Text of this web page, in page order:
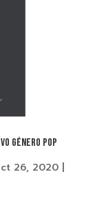
GÉNERO POP
26, 2020|